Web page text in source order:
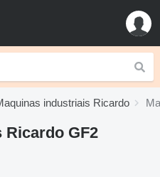
industriais Ricardo
GF2